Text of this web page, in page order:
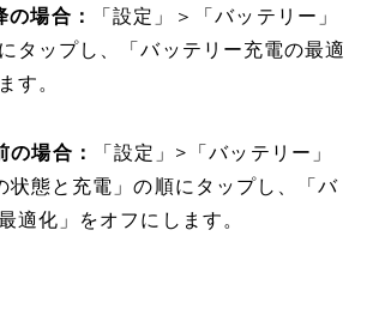
場合：
「設定」＞「バッテリー」
タップし、「バッテリー充電の最適
す。
場合：
「設定」>「バッテリー」
状態と充電」の順にタップし、「バ
適化」をオフにします。